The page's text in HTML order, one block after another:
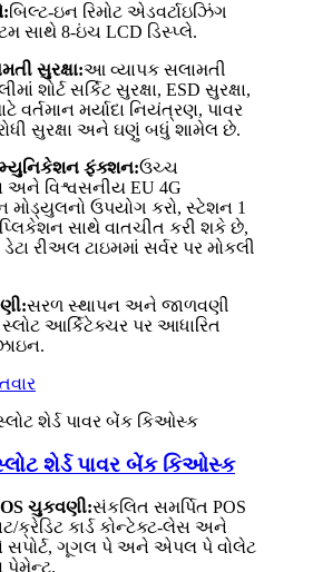
બિલ્ટ-ઇન રિમોટ એડવર્ટાઇઝિંગ
સાથે 8-ઇંચ LCD ડિસ્પ્લે.
સુરક્ષા:આ વ્યાપક સલામતી
શોર્ટ સર્કિટ સુરક્ષા, ESD સુરક્ષા,
વર્તમાન મર્યાદા નિયંત્રણ, પાવર
સુરક્ષા અને ઘણું બધું શામેલ છે.
ફંક્શન:ઉચ્ચ
અને વિશ્વસનીય EU 4G
મોડ્યુલનો ઉપયોગ કરો, સ્ટેશન 1
સાથે વાતચીત કરી શકે છે,
રીઅલ ટાઇમમાં સર્વર પર મોકલી
સરળ સ્થાપન અને જાળવણી
આર્કિટેક્ચર પર આધારિત
શેર્ડ પાવર બેંક કિઓસ્ક
ચુકવણી:સંકલિત સમર્પિત POS
ક્રેડિટ કાર્ડ કોન્ટેક્ટ-લેસ અને
સપોર્ટ, ગૂગલ પે અને એપલ પે વોલેટ
પેમેન્ટ.